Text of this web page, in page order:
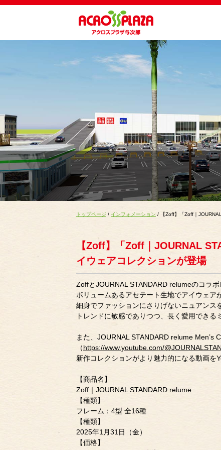
トップページ / インフォメーション / 【Zoff】「Zoff｜
【Zoff】「Zoff｜JOURNAL
イウェアコレクションが登場
ZoffとJOURNAL STANDARD relumeのコラボ
ボリュームあるアセテート生地でアイウェア
細身でファッションにさりげないニュアンス
トレンドに敏感でありつつ、長く愛用できる
また、JOURNAL STANDARD relume Men’s
（https://www.youtube.com/
新作コレクションがより魅力的になる動画を
【商品名】
Zoff｜JOURNAL STANDARD relume
【種類】
フレーム：4型 全16種
【種類】
2025年1月31日（金）
【価格】